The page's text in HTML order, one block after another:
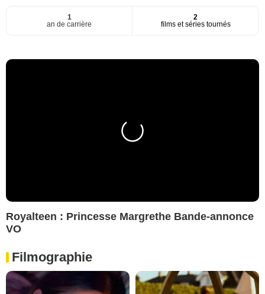
1
an de carrière
2
films et séries tournés
Royalteen : Princesse Margrethe Bande-annonce
VO
Filmographie